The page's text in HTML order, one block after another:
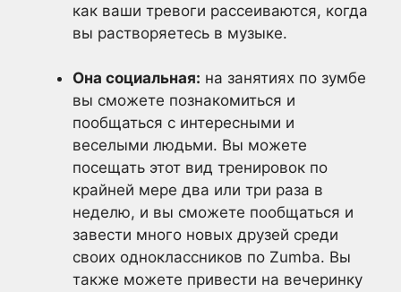
как ваши тревоги рассеиваются, когда
вы растворяетесь в музыке.
Она социальная: на занятиях по зумбе
вы сможете познакомиться и
пообщаться с интересными и
веселыми людьми. Вы можете
посещать этот вид тренировок по
крайней мере два или три раза в
неделю, и вы сможете пообщаться и
завести много новых друзей среди
своих одноклассников по Zumba. Вы
также можете привести на вечеринку